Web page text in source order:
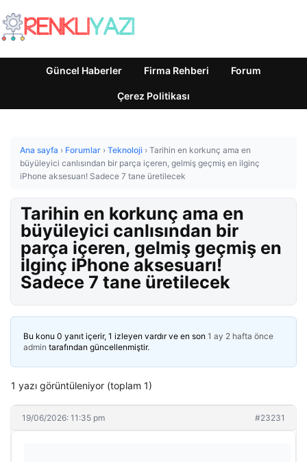
Güncel Haberler Firma Rehberi Forum
Çerez Politikası
Ana sayfa › Forumlar › Teknoloji › Tarihin en korkunç ama en
büyüleyici canlısından bir parça içeren, gelmiş geçmiş en ilginç
iPhone aksesuarı! Sadece 7 tane üretilecek
Tarihin en korkunç ama en
büyüleyici canlısından bir
parça içeren, gelmiş geçmiş en
ilginç iPhone aksesuarı!
Sadece 7 tane üretilecek
Bu konu 0 yanıt içerir, 1 izleyen vardır ve en son 1 ay 2 hafta önce
admin tarafından güncellenmiştir.
1 yazı görüntüleniyor (toplam 1)
19/06/2026: 11:35 pm #23231